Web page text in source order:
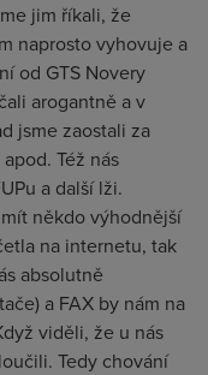
jim říkali, že
naprosto vyhovuje a
od GTS Novery
arogantně a v
jsme zaostali za
Též nás
a další lži.
někdo výhodnější
na internetu, tak
absolutně
a FAX by nám na
viděli, že u nás
Tedy chování